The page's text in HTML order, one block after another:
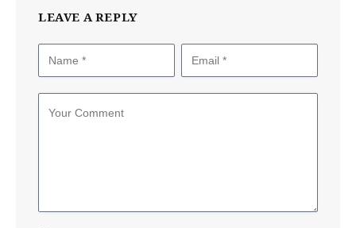
LEAVE A REPLY